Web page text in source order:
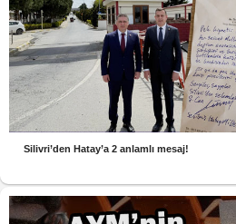
Silivri’den Hatay’a 2 anlamlı mesaj!